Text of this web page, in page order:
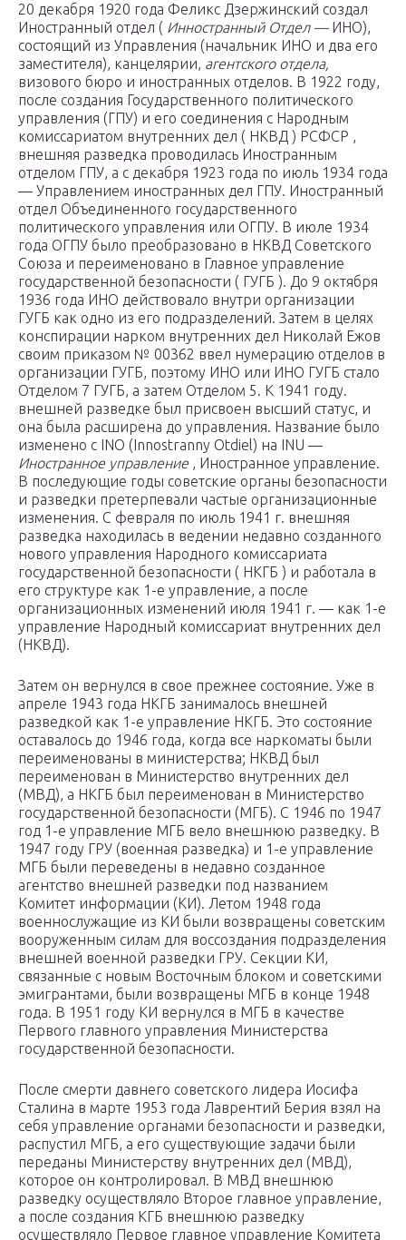
20 декабря 1920 года Феликс Дзержинский создал
Иностранный отдел ( Инностранный Отдел — ИНО),
состоящий из Управления (начальник ИНО и два его
заместителя), канцелярии, агентского отдела,
визового бюро и иностранных отделов. В 1922 году,
после создания Государственного политического
управления (ГПУ) и его соединения с Народным
комиссариатом внутренних дел ( НКВД ) РСФСР ,
внешняя разведка проводилась Иностранным
отделом ГПУ, а с декабря 1923 года по июль 1934 года
— Управлением иностранных дел ГПУ. Иностранный
отдел Объединенного государственного
политического управления или ОГПУ. В июле 1934
года ОГПУ было преобразовано в НКВД Советского
Союза и переименовано в Главное управление
государственной безопасности ( ГУГБ ). До 9 октября
1936 года ИНО действовало внутри организации
ГУГБ как одно из его подразделений. Затем в целях
конспирации нарком внутренних дел Николай Ежов
своим приказом № 00362 ввел нумерацию отделов в
организации ГУГБ, поэтому ИНО или ИНО ГУГБ стало
Отделом 7 ГУГБ, а затем Отделом 5. К 1941 году.
внешней разведке был присвоен высший статус, и
она была расширена до управления. Название было
изменено с INO (Innostranny Otdiel) на INU —
Иностранное управление , Иностранное управление.
В последующие годы советские органы безопасности
и разведки претерпевали частые организационные
изменения. С февраля по июль 1941 г. внешняя
разведка находилась в ведении недавно созданного
нового управления Народного комиссариата
государственной безопасности ( НКГБ ) и работала в
его структуре как 1-е управление, а после
организационных изменений июля 1941 г. — как 1-е
управление Народный комиссариат внутренних дел
(НКВД).
Затем он вернулся в свое прежнее состояние. Уже в
апреле 1943 года НКГБ занималось внешней
разведкой как 1-е управление НКГБ. Это состояние
оставалось до 1946 года, когда все наркоматы были
переименованы в министерства; НКВД был
переименован в Министерство внутренних дел
(МВД), а НКГБ был переименован в Министерство
государственной безопасности (МГБ). С 1946 по 1947
год 1-е управление МГБ вело внешнюю разведку. В
1947 году ГРУ (военная разведка) и 1-е управление
МГБ были переведены в недавно созданное
агентство внешней разведки под названием
Комитет информации (КИ). Летом 1948 года
военнослужащие из КИ были возвращены советским
вооруженным силам для воссоздания подразделения
внешней военной разведки ГРУ. Секции КИ,
связанные с новым Восточным блоком и советскими
эмигрантами, были возвращены МГБ в конце 1948
года. В 1951 году КИ вернулся в МГБ в качестве
Первого главного управления Министерства
государственной безопасности.
После смерти давнего советского лидера Иосифа
Сталина в марте 1953 года Лаврентий Берия взял на
себя управление органами безопасности и разведки,
распустил МГБ, а его существующие задачи были
переданы Министерству внутренних дел (МВД),
которое он контролировал. В МВД внешнюю
разведку осуществляло Второе главное управление,
а после создания КГБ внешнюю разведку
осуществляло Первое главное управление Комитета